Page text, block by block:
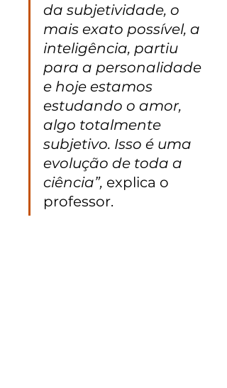
da subjetividade, o
mais exato possível, a
inteligência, partiu
para a personalidade
e hoje estamos
estudando o amor,
algo totalmente
subjetivo. Isso é uma
evolução de toda a
ciência”, explica o
professor.